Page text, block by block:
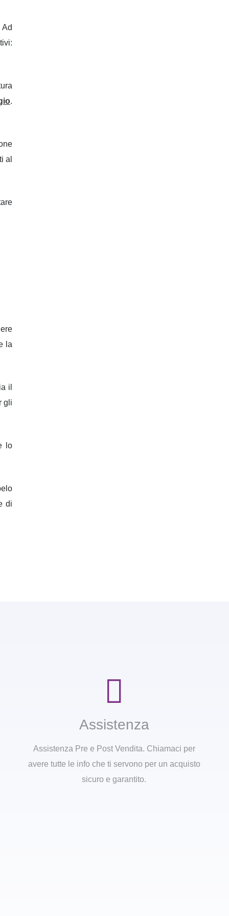
.
al
la
il
gli
lo
di
Assistenza
Assistenza Pre e Post Vendita. Chiamaci per
avere tutte le info che ti servono per un acquisto
sicuro e garantito.